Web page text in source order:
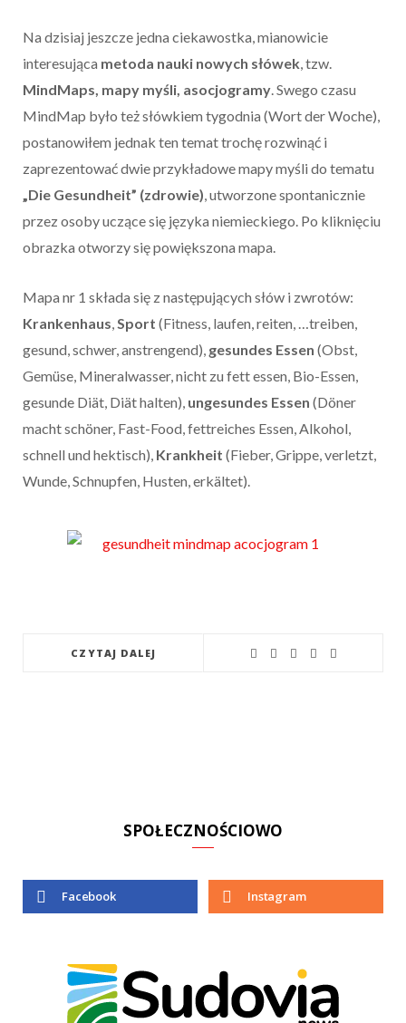
Na dzisiaj jeszcze jedna ciekawostka, mianowicie
interesująca metoda nauki nowych słówek, tzw.
MindMaps, mapy myśli, asocjogramy. Swego czasu
MindMap było też słówkiem tygodnia (Wort der Woche),
postanowiłem jednak ten temat trochę rozwinąć i
zaprezentować dwie przykładowe mapy myśli do tematu
„Die Gesundheit” (zdrowie), utworzone spontanicznie
przez osoby uczące się języka niemieckiego. Po kliknięciu
obrazka otworzy się powiększona mapa.
Mapa nr 1 składa się z następujących słów i zwrotów:
Krankenhaus,Sport (Fitness, laufen, reiten, …treiben,
gesund, schwer, anstrengend), gesundes Essen (Obst,
Gemüse, Mineralwasser, nicht zu fett essen, Bio-Essen,
gesunde Diät, Diät halten), ungesundes Essen (Döner
macht schöner, Fast-Food, fettreiches Essen, Alkohol,
schnell und hektisch), Krankheit (Fieber, Grippe, verletzt,
Wunde, Schnupfen, Husten, erkältet).
CZYTAJ DALEJ
SPOŁECZNOŚCIOWO
Facebook Instagram